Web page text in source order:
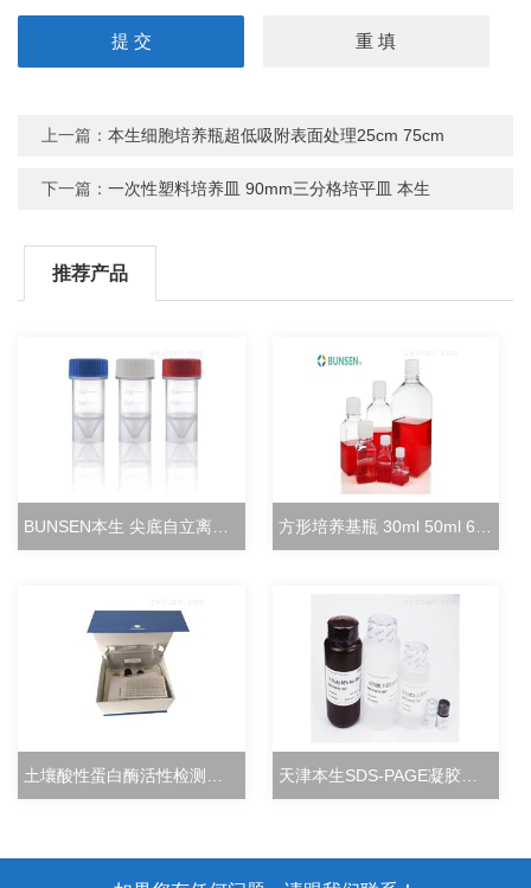
上一篇：本生细胞培养瓶超低吸附表面处理25cm 75cm
下一篇：一次性塑料培养皿 90mm三分格培平皿 本生
推荐产品
天津本生SDS-PAGE凝胶快速配制试剂盒